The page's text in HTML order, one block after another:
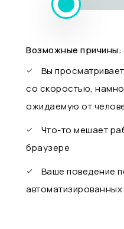
Возможные причины:
Вы
со скоростью,
ожидаемую от
Что-то мешает
браузере
Ваше поведение